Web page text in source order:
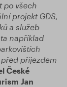
po všech
projekt GDS,
a služeb
například
před příjezdem
České
Jan